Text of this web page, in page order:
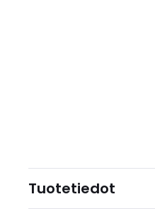
Tuotetiedot